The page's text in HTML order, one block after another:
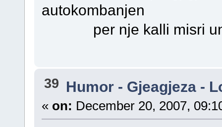
autokombanjen
per nje kalli misri
39 Humor - Gjeagjeza -
« on: December 20, 2007,